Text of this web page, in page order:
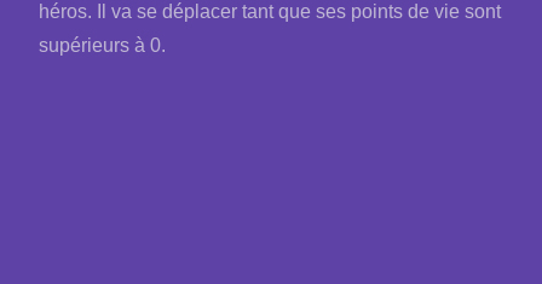
héros. Il va se déplacer tant que ses points de vie sont
supérieurs à 0.